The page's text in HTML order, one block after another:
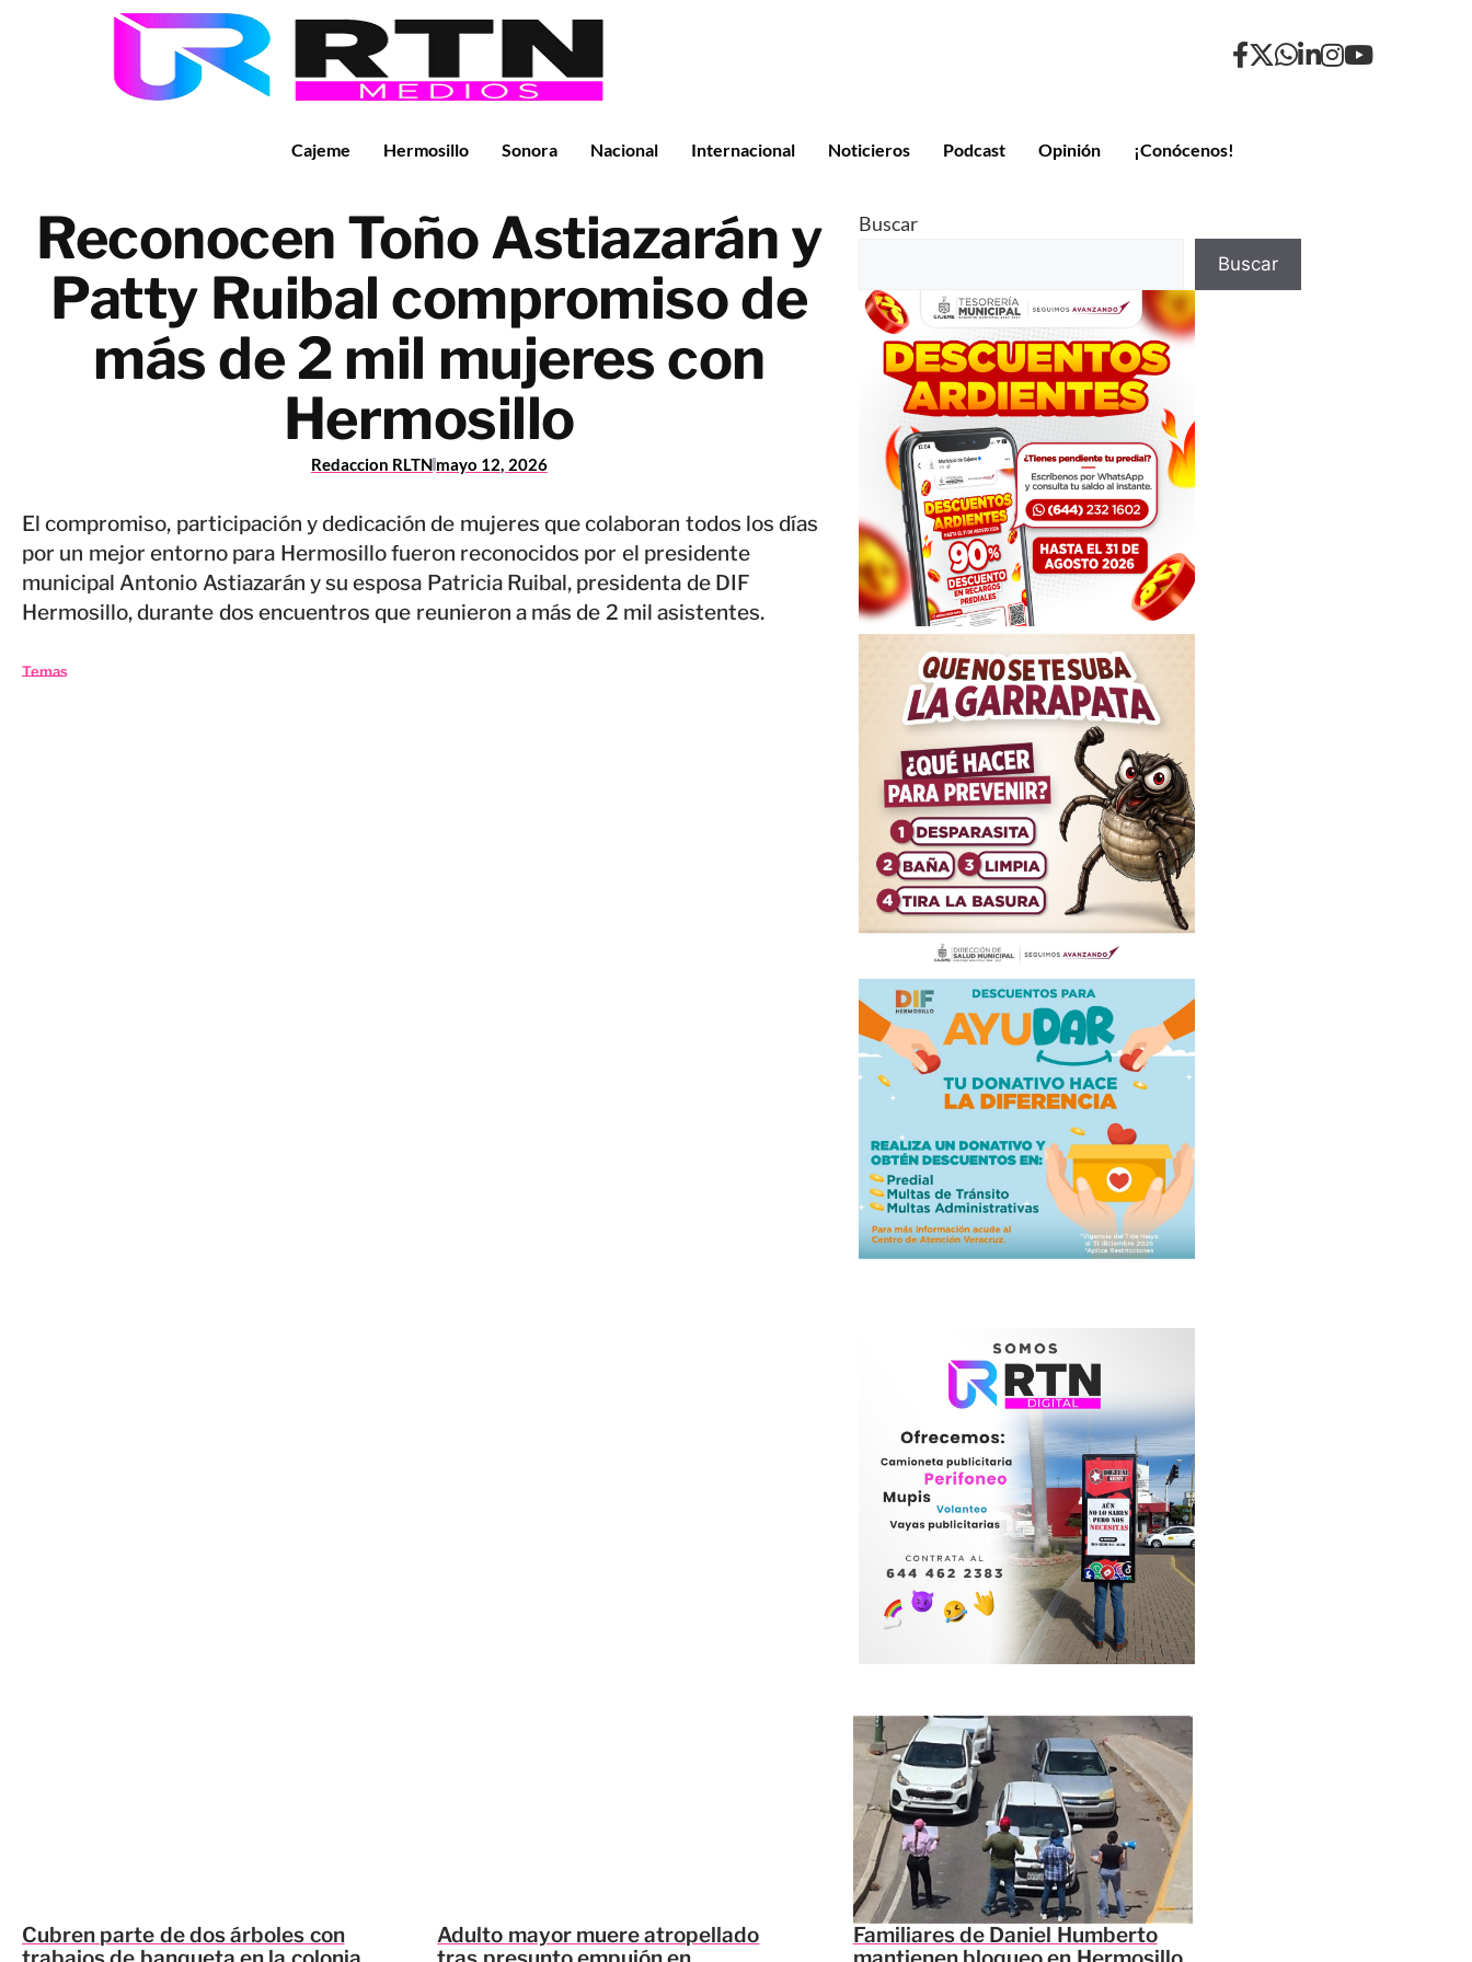
Cajeme Hermosillo Sonora Nacional Internacional Noticieros Podcast Opinión ¡Conócenos!
Reconocen Toño Astiazarán y
Patty Ruibal compromiso de
más de 2 mil mujeres con
Hermosillo
Redaccion RLTN mayo 12, 2026
El compromiso, participación y dedicación de mujeres que colaboran todos los días
por un mejor entorno para Hermosillo fueron reconocidos por el presidente
municipal Antonio Astiazarán y su esposa Patricia Ruibal, presidenta de DIF
Hermosillo, durante dos encuentros que reunieron a más de 2 mil asistentes.
Temas
Buscar
Buscar
Cubren parte de dos árboles con
Adulto mayor muere atropellado
Familiares de Daniel Humberto